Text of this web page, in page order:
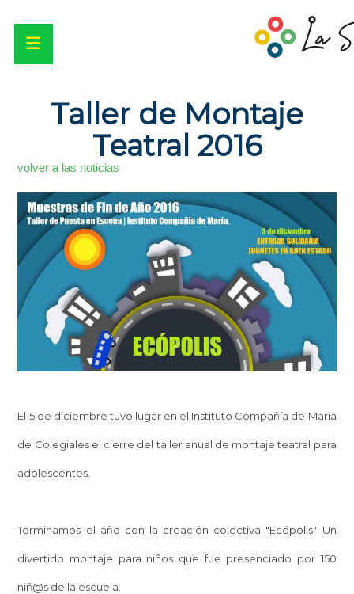
Taller de Montaje
Teatral 2016
volver a las noticias
El 5 de diciembre tuvo lugar en el Instituto Compañía de María
de Colegiales el cierre del taller anual de montaje teatral para
adolescentes.
Terminamos el año con la creación colectiva "Ecópolis" Un
divertido montaje para niños que fue presenciado por 150
niñ@s de la escuela.